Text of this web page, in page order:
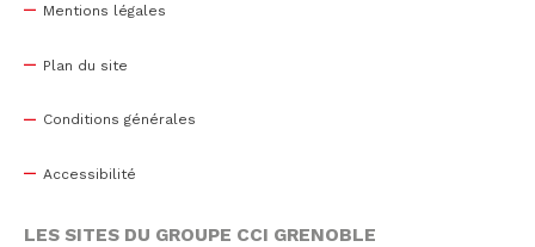
Mentions légales
Plan du site
Conditions générales
Accessibilité
LES SITES DU GROUPE CCI GRENOBLE